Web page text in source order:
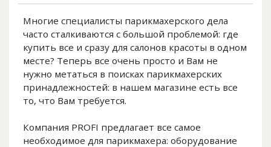
Многие специалисты парикмахерского дела
часто сталкиваются с большой проблемой: где
купить все и сразу для салонов красоты в одном
месте? Теперь все очень просто и Вам не
нужно метаться в поисках парикмахерских
принадлежностей: в нашем магазине есть все
то, что Вам требуется.
Компания PROFI предлагает все самое
необходимое для парикмахера: оборудование